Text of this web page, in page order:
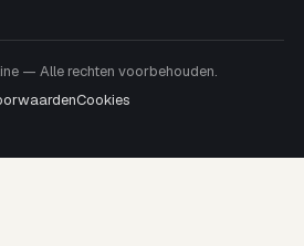
— Alle rechten voorbehouden.
Cookies